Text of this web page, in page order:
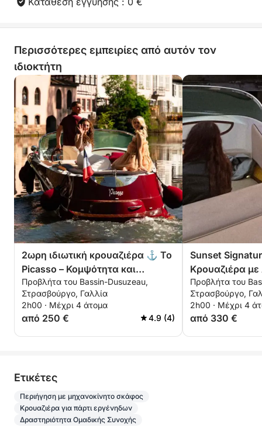
Περισσότερες εμπειρίες από αυτόν τον
ιδιοκτήτη
2ωρη ιδιωτική κρουαζιέρα ⚓ Το
Picasso – Κομψότητα και
οικειότητα στο Στρασβούργο
Προβλήτα του Bassin-Dusuzeau,
Στρασβούργο, Γαλλία
2h00 · Μέχρι 4 άτομα
από 250 € 4.9 (4)
Sunset
Κρουαζιέρα με
Φωτογραφίες
Προβλήτα του
Στρασβούργο,
2h00 · Μέχρι 4
από 330 €
Eτικέτες
Περιήγηση με μηχανοκίνητο σκάφος
Κρουαζιέρα για πάρτι εργένηδων
Δραστηριότητα Ομαδικής Συνοχής